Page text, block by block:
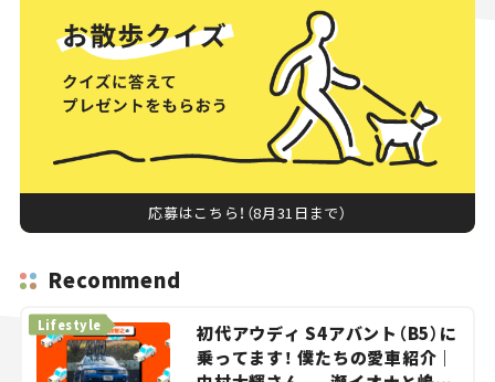
応募はこちら！（8月31日まで）
Recommend
初代アウディ S4アバント（B5）に
乗ってます！ 僕たちの愛車紹介｜
Lifestyle